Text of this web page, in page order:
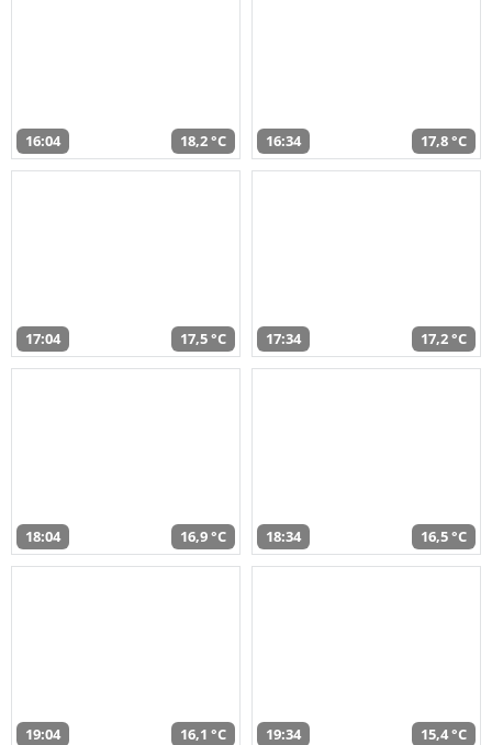
16:04 18,2 °C 16:34 17,8 °C
17:04 17,5 °C 17:34 17,2 °C
18:04 16,9 °C 18:34 16,5 °C
19:04 16,1 °C 19:34 15,4 °C